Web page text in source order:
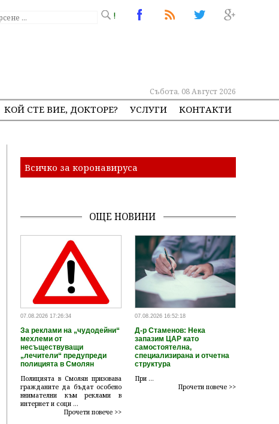
!
Събота, 08 Август 2026
КОЙ СТЕ ВИЕ, ДОКТОРЕ? УСЛУГИ КОНТАКТИ
Всичко за коронавируса
ОЩЕ НОВИНИ
07.08.2026 17:26:34
За реклами на „чудодейни“
мехлеми от
несъществуващи
„лечители“ предупреди
полицията в Смолян
Полицията в Смолян призовава
гражданите да бъдат особено
внимателни към реклами в
интернет и соци ...
Прочети повече >>
07.08.2026 16:52:18
Д-р Стаменов: Нека
запазим ЦАР като
самостоятелна,
специализирана и отчетна
структура
При ...
Прочети повече >>